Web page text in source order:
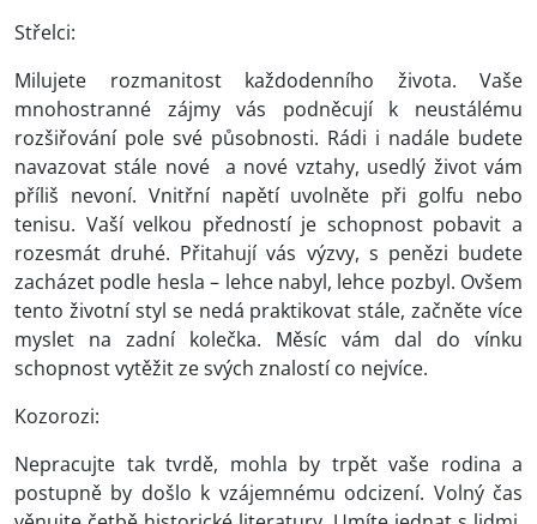
Střelci:
Milujete rozmanitost každodenního života. Vaše
mnohostranné zájmy vás podněcují k neustálému
rozšiřování pole své působnosti. Rádi i nadále budete
navazovat stále nové a nové vztahy, usedlý život vám
příliš nevoní. Vnitřní napětí uvolněte při golfu nebo
tenisu. Vaší velkou předností je schopnost pobavit a
rozesmát druhé. Přitahují vás výzvy, s penězi budete
zacházet podle hesla – lehce nabyl, lehce pozbyl. Ovšem
tento životní styl se nedá praktikovat stále, začněte více
myslet na zadní kolečka. Měsíc vám dal do vínku
schopnost vytěžit ze svých znalostí co nejvíce.
Kozorozi:
Nepracujte tak tvrdě, mohla by trpět vaše rodina a
postupně by došlo k vzájemnému odcizení. Volný čas